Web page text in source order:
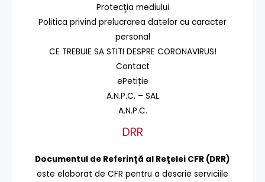
Protecţia mediului
Politica privind prelucrarea datelor cu caracter
personal
CE TREBUIE SA STITI DESPRE CORONAVIRUS!
Contact
ePetiție
A.N.P.C. – SAL
A.N.P.C.
DRR
Documentul de Referinţă al Reţelei CFR (DRR)
este elaborat de CFR pentru a descrie serviciile